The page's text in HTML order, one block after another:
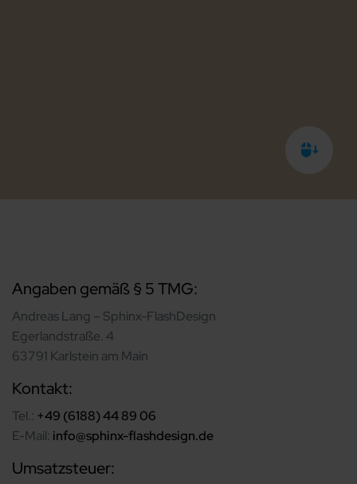
Angaben gemäß § 5 TMG:
Andreas Lang – Sphinx-FlashDesign
Egerlandstraße. 4
63791 Karlstein am Main
Kontakt:
Tel.: +49 (6188) 44 89 06
E-Mail: info@sphinx-flashdesign.de
Umsatzsteuer: